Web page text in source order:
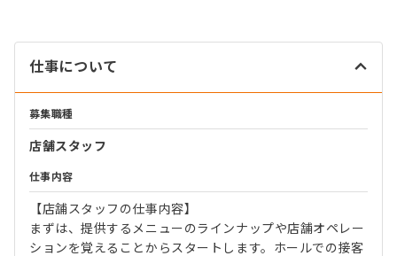
仕事について
募集職種
店舗スタッフ
仕事内容
【店舗スタッフの仕事内容】
まずは、提供するメニューのラインナップや店舗オペレー
ションを覚えることからスタートします。ホールでの接客